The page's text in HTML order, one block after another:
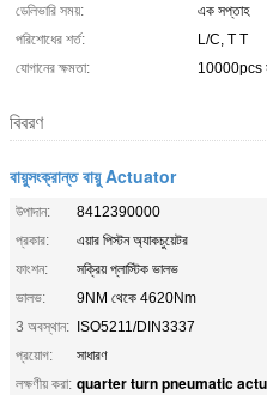
ডেলিভারি সময়:
এক সপ্তাহ
পরিশোধের শর্ত:
L/C, T T
যোগানের ক্ষমতা:
10000pcs
বিবরণ
বায়ুসংক্রান্ত বায়ু Actuator
উপাদান:
8412390000
প্রকার:
এয়ার পিস্টন অ্যাকচুয়েটর
ফাংশন:
সক্রিয় প্লাস্টিক ভালভ
ভালভ:
9NM থেকে 4620Nm
3 অবস্থান: ISO5211/DIN3337
প্রয়োগ:
সাধারণ
লক্ষণীয় করা: quarter turn pneumatic